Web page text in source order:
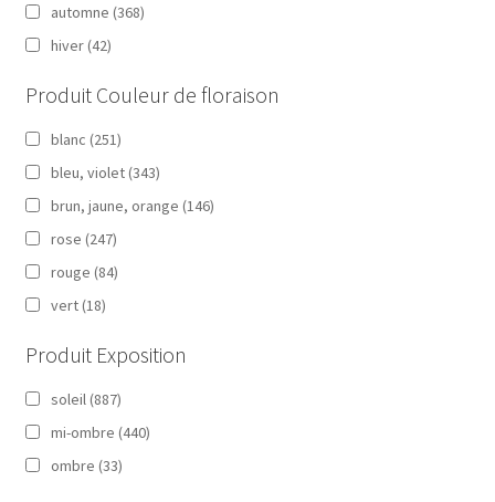
automne (368)
hiver (42)
Produit Couleur de floraison
blanc (251)
bleu, violet (343)
brun, jaune, orange (146)
rose (247)
rouge (84)
vert (18)
Produit Exposition
soleil (887)
mi-ombre (440)
ombre (33)